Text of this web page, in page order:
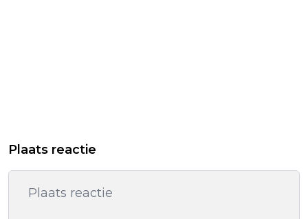
Plaats reactie